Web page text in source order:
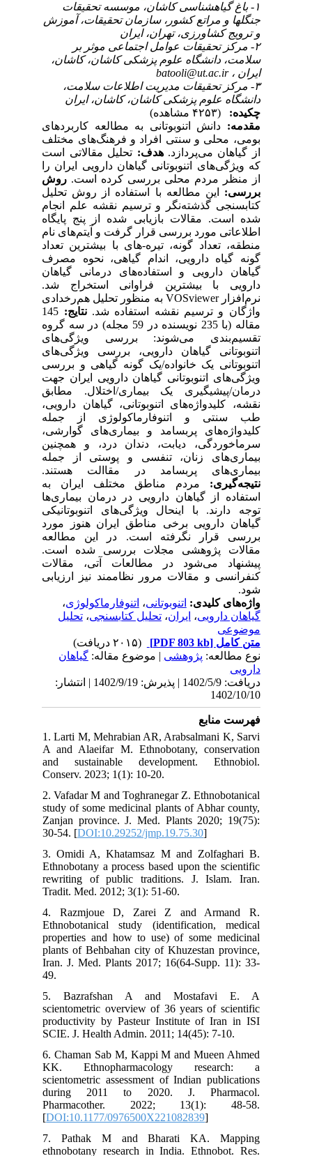
۱- باغ گیاه‎شناسی کاشان، موسسه تحقیقات
جنگل‎ها و مراتع کشور، سازمان تحقیقات، آموزش
و ترویج کشاورزی، تهران، ایران
۲- مرکز تحقیقات عوامل اجتماعی موثر بر
سلامت، دانشگاه علوم پزشکی کاشان، کاشان،
ایران ،batooli@ut.ac.ir
۳- مرکز تحقیقات مدیریت اطلاعات سلامت،
دانشگاه علوم پزشکی کاشان، کاشان، ایران
چکیده:
(۴۲۵۳ مشاهده)
مقدمه:دانش اتنوبوتانی به مطالعه کاربردهای
بومی، محلی و سنتی افراد و فرهنگ‌های مختلف
از گیاهان می‌پردازد.هدف:تحلیل مقالاتی است
که ویژگی‌های اتنوبوتانی گیاهان دارویی ایران را
از منظر مردم محلی بررسی کرده است.روش
بررسی:این مطالعه با استفاده از روش تحلیل
کتابسنجی گذشته‌نگر و ترسیم نقشه علم انجام
شده است. مقالات بازیابی شده از پنج پایگاه
اطلاعاتی مورد بررسی قرار گرفت و آیتم‌های نام
منطقه، تعداد گونه، تیره-های با بیشترین تعداد
گونه گیاه دارویی، اندام گیاهی، نحوه مصرف
گیاهان دارویی و استفاده‌های درمانی گیاهان
دارویی با بیشترین فراوانی استخراج شد.
نرم‌افزار VOSviewer به منظور تحلیل هم‌رخدادی
واژگان و ترسیم نقشه استفاده شد.نتایج: 145
مقاله (با 235 نویسنده در 59 مجله) در سه گروه
تقسیم‌بندی می‌شوند: بررسی ویژگی‌های
اتنوبوتانی گیاهان دارویی، بررسی ویژگی‌های
اتنوبوتانی یک خانواده/یک گونه گیاهی و بررسی
ویژگی‌های اتنوبوتانی گیاهان دارویی ایران جهت
درمان/پیشیگیری یک بیماری/اختلال. مطابق
نقشه، کلیدواژه‌های اتنوبوتانی، گیاهان دارویی،
طب سنتی و اتنوفارماکولوژی از جمله
کلیدواژه‌های پربسامد و بیماری‌های گوارشی،
سرماخوردگی، دیابت، دندان درد، و همچنین
بیماری‌های زنان، تنفسی و پوستی از جمله
بیماری‌های پربسامد در مقاالت هستند.
نتیجه‌گیری:مردم مناطق مختلف ایران به
استفاده از گیاهان دارویی در درمان بیماری‌ها
توجه دارند. با اینحال ویژگی‌های اتنوبوتانیکی
گیاهان دارویی برخی مناطق ایران هنوز مورد
بررسی قرار نگرفته است. در این مطالعه
مقالات پژوهشی مجلات بررسی شده است.
پیشنهاد می‌شود در مطالعات آتی، مقالات
کنفرانسی و مقالات مرور نظاممند نیز ارزیابی
شود.
واژه‌های کلیدی:اتنوبوتانی،اتنوفارماکولوژی،
گیاهان دارویی،ایران، تحلیل کتابسنجی،تحلیل
موضوعی
متن کامل[PDF 803 kb]
(۲۰۱۵ دریافت)
نوع مطالعه:پژوهشی| موضوع مقاله:گياهان
دارویی
دریافت: 1402/5/9 | پذیرش: 1402/9/19 | انتشار:
1402/10/10
فهرست منابع
1. Larti M, Mehrabian AR, Arabsalmani K, Sarvi
A and Alaeifar M. Ethnobotany, conservation
and sustainable development. Ethnobiol.
Conserv. 2023; 1(1): 10-20.
2. Vafadar M and Toghranegar Z. Ethnobotanical
study of some medicinal plants of Abhar county,
Zanjan province. J. Med. Plants 2020; 19(75):
30-54. [DOI:10.29252/jmp.19.75.30
3. Omidi A, Khatamsaz M and Zolfaghari B.
Ethnobotany a process based upon the scientific
rewriting of public traditions. J. Islam. Iran.
Tradit. Med. 2012; 3(1): 51-60.
4. Razmjoue D, Zarei Z and Armand R.
Ethnobotanical study (identification, medical
properties and how to use) of some medicinal
plants of Behbahan city of Khuzestan province,
Iran. J. Med. Plants 2017; 16(64-Supp. 11): 33-
5. Bazrafshan A and Mostafavi E. A
scientometric overview of 36 years of scientific
productivity by Pasteur Institute of Iran in ISI
SCIE. J. Health Admin. 2011; 14(45): 7-10.
6. Chaman Sab M, Kappi M and Mueen Ahmed
KK. Ethnopharmacology research: a
scientometric assessment of Indian publications
during 2011 to 2020. J. Pharmacol.
Pharmacother. 2022; 13(1): 48-58.
[DOI:10.1177/0976500X221082839
7. Pathak M and Bharati KA. Mapping
ethnobotany research in India. Ethnobot. Res.